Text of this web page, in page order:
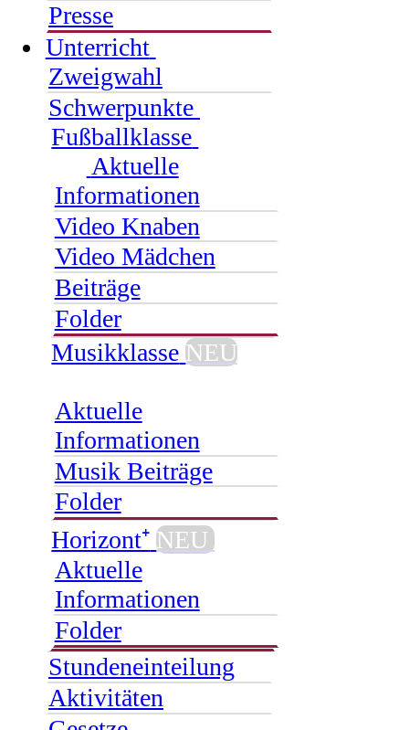
Presse
Unterricht
Zweigwahl
Schwerpunkte
Fußballklasse
Aktuelle
Informationen
Video Knaben
Video Mädchen
Beiträge
Folder
Musikklasse NEU
Aktuelle
Informationen
Musik Beiträge
Folder
Horizont⁺ NEU
Aktuelle
Informationen
Folder
Stundeneinteilung
Aktivitäten